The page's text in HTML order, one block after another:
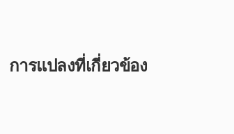
การแปลงที่เกี่ยวข้อง